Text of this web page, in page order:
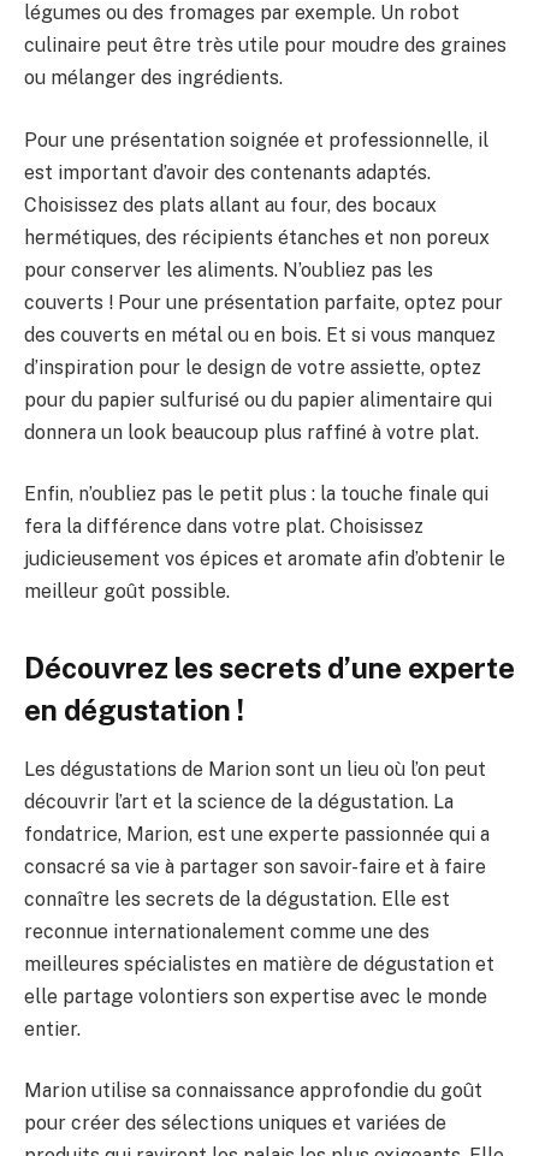
légumes ou des fromages par exemple. Un robot
culinaire peut être très utile pour moudre des graines
ou mélanger des ingrédients.
Pour une présentation soignée et professionnelle, il
est important d’avoir des contenants adaptés.
Choisissez des plats allant au four, des bocaux
hermétiques, des récipients étanches et non poreux
pour conserver les aliments. N’oubliez pas les
couverts ! Pour une présentation parfaite, optez pour
des couverts en métal ou en bois. Et si vous manquez
d’inspiration pour le design de votre assiette, optez
pour du papier sulfurisé ou du papier alimentaire qui
donnera un look beaucoup plus raffiné à votre plat.
Enfin, n’oubliez pas le petit plus : la touche finale qui
fera la différence dans votre plat. Choisissez
judicieusement vos épices et aromate afin d’obtenir le
meilleur goût possible.
Découvrez les secrets d’une experte
en dégustation !
Les dégustations de Marion sont un lieu où l’on peut
découvrir l’art et la science de la dégustation. La
fondatrice, Marion, est une experte passionnée qui a
consacré sa vie à partager son savoir-faire et à faire
connaître les secrets de la dégustation. Elle est
reconnue internationalement comme une des
meilleures spécialistes en matière de dégustation et
elle partage volontiers son expertise avec le monde
entier.
Marion utilise sa connaissance approfondie du goût
pour créer des sélections uniques et variées de